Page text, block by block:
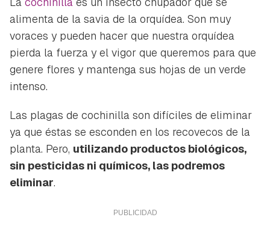
alimenta de la savia de la orquídea. Son muy
voraces y pueden hacer que nuestra orquídea
pierda la fuerza y el vigor que queremos para que
genere flores y mantenga sus hojas de un verde
intenso.
Las plagas de cochinilla son difíciles de eliminar
ya que éstas se esconden en los recovecos de la
planta. Pero, utilizando productos biológicos,
sin pesticidas ni químicos, las podremos
eliminar.